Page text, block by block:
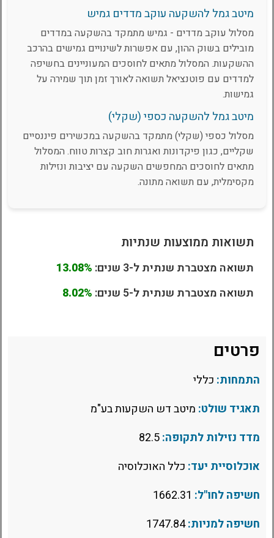
מיטב גמל להשקעה עוקב מדדים גמיש
מסלול עוקב מדדים - גמיש מתמקד בהשקעה במדדים
מובילים בשוק ההון, עם אפשרות לשינויים גמישים בהרכב
ההשקעות. המסלול מתאים לחוסכים המעוניינים בחשיפה
למדדים עם פוטנציאל תשואה לאורך זמן תוך שמירה על
גמישות.
מיטב גמל להשקעה כספי (שקלי)
מסלול כספי (שקלי) מתמקד בהשקעה במכשירים פיננסיים
שקליים, כגון פיקדונות ואגרות חוב קצרות טווח. המסלול
מתאים לחוסכים המחפשים השקעה עם יציבות ונזילות
מקסימלית, עם תשואה מתונה.
תשואות ממוצעות שנתיות
תשואה מצטברת שנתית ל-3 שנים:
13.08%
תשואה מצטברת שנתית ל-5 שנים:
8.02%
פרטים
התמחות: כללי
תאגיד שולט: מיטב דש השקעות בע"מ
מדד נזילות לתקופה:
אוכלוסיית יעד: כלל האוכלוסיה
חשיפה לחו"ל:
חשיפה למניות:1747.84